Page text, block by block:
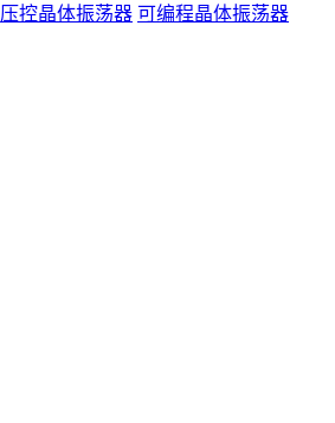
压控晶体振荡器 可编程晶体振荡器